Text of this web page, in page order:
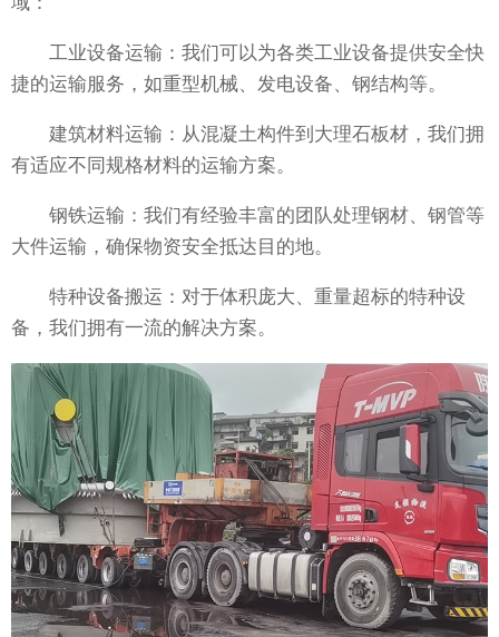
工业设备运输：我们可以为各类工业设备提供安全快
捷的运输服务，如重型机械、发电设备、钢结构等。
建筑材料运输：从混凝土构件到大理石板材，我们拥
有适应不同规格材料的运输方案。
钢铁运输：我们有经验丰富的团队处理钢材、钢管等
大件运输，确保物资安全抵达目的地。
特种设备搬运：对于体积庞大、重量超标的特种设
备，我们拥有一流的解决方案。